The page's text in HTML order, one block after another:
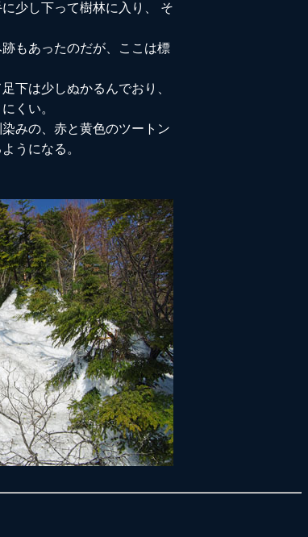
少し下って樹林に入り、 そ
もあったのだが、ここは標
下は少しぬかるんでおり、
くい。
みの、赤と黄色のツートン
うになる。